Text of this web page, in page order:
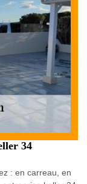
34
: en carreau, en